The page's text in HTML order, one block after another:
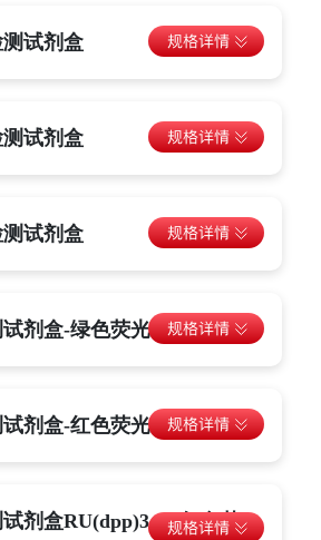
试剂盒
试剂盒
试剂盒
剂盒-绿色荧光
剂盒-红色荧光
剂盒RU(dpp)3cl2-红色荧